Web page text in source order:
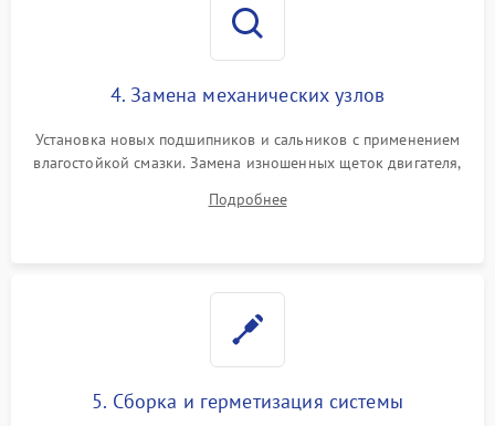
4. Замена механических узлов
Установка новых подшипников и сальников с применением
влагостойкой смазки. Замена изношенных щеток двигателя,
или поврежденной резиновой манжеты.
Подробнее
5. Сборка и герметизация системы